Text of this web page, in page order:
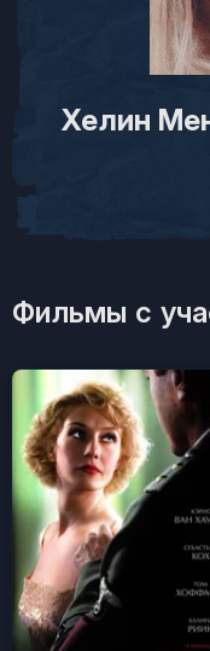
Хелин
Фильмы с